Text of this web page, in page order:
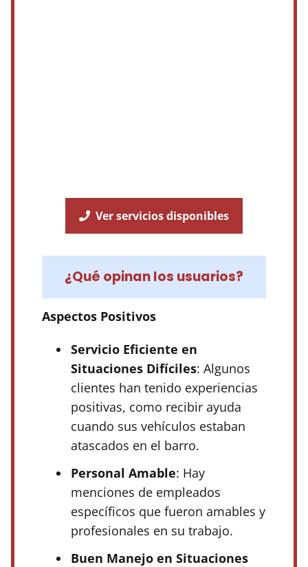
Ver servicios disponibles
¿Qué opinan los usuarios?
Aspectos Positivos
Servicio Eficiente en
Situaciones Difíciles: Algunos
clientes han tenido experiencias
positivas, como recibir ayuda
cuando sus vehículos estaban
atascados en el barro.
Personal Amable: Hay
menciones de empleados
específicos que fueron amables y
profesionales en su trabajo.
Buen Manejo en Situaciones